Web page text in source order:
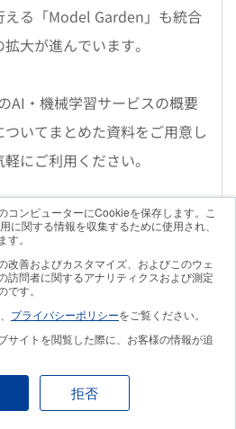
コンピューターにCookieを保存します。こ
に関する情報を収集するために使用され、
。
改善およびカスタマイズ、およびこのウェ
訪問者に関するアナリティクスおよび測定
す。
プライバシーポリシーをご覧ください。
サイトを閲覧した際に、お客様の情報が追
拒否
える「Model Garden」も統合
大が進んでいます。
AI・機械学習サービスの概要
いてまとめた資料をご用意し
にご利用ください。
料ダウンロードはこちら
用して簡単に機械
う
習の手法の一つで、他の機械学
しい柔軟な特徴抽出を可能にす